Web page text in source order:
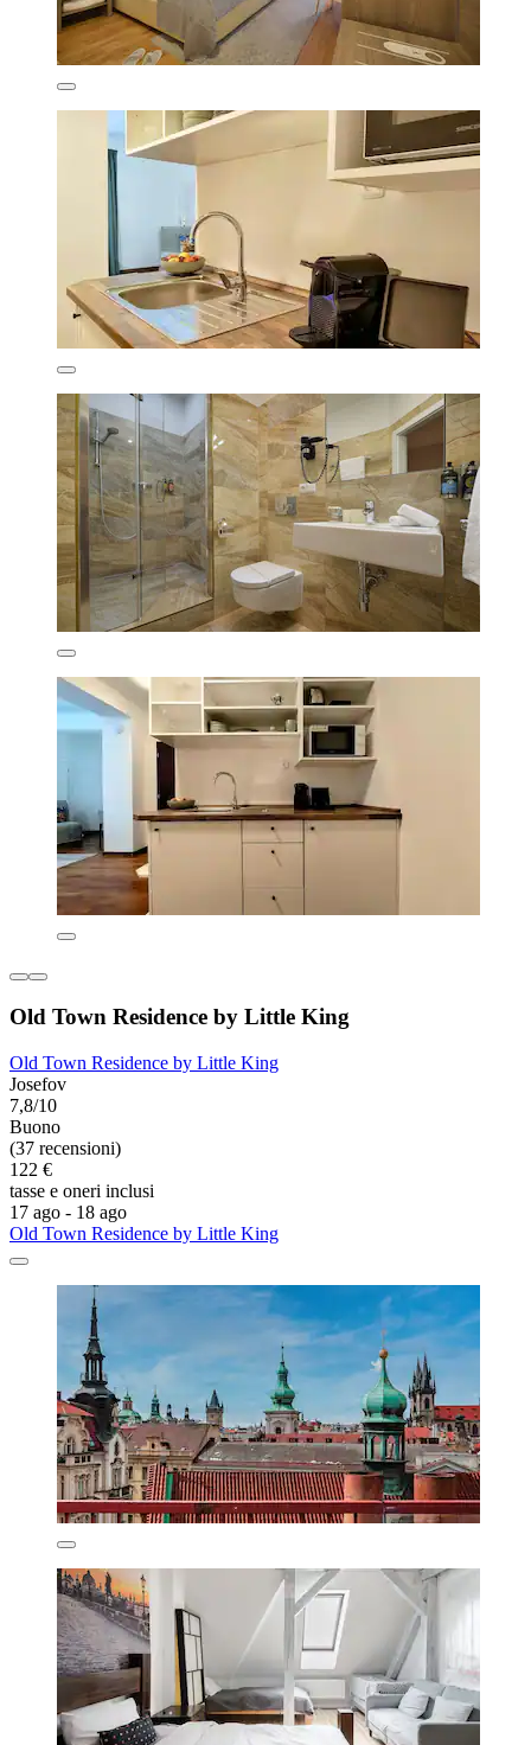
Old Town Residence by Little King
Old Town Residence by Little King
Josefov
7,8/10
Buono
(37 recensioni)
122 €
tasse e oneri inclusi
17 ago - 18 ago
Old Town Residence by Little King